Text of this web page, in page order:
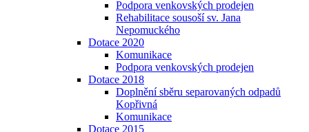
Podpora venkovských prodejen
Rehabilitace sousoší sv. Jana
Nepomuckého
Dotace 2020
Komunikace
Podpora venkovských prodejen
Dotace 2018
Doplnění sběru separovaných odpadů
Kopřivná
Komunikace
Dotace 2015